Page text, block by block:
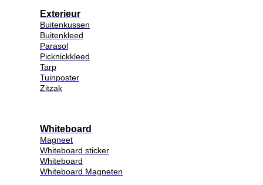
Exterieur
Buitenkussen
Buitenkleed
Parasol
Picknickkleed
Tarp
Tuinposter
Zitzak
Whiteboard
Magneet
Whiteboard sticker
Whiteboard
Whiteboard Magneten